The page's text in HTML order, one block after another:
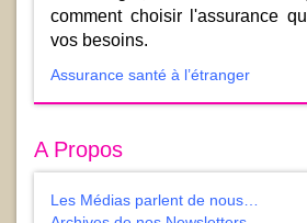
comment choisir l'assurance
vos besoins.
Assurance santé à l’étranger
A Propos
Les Médias parlent de nous…